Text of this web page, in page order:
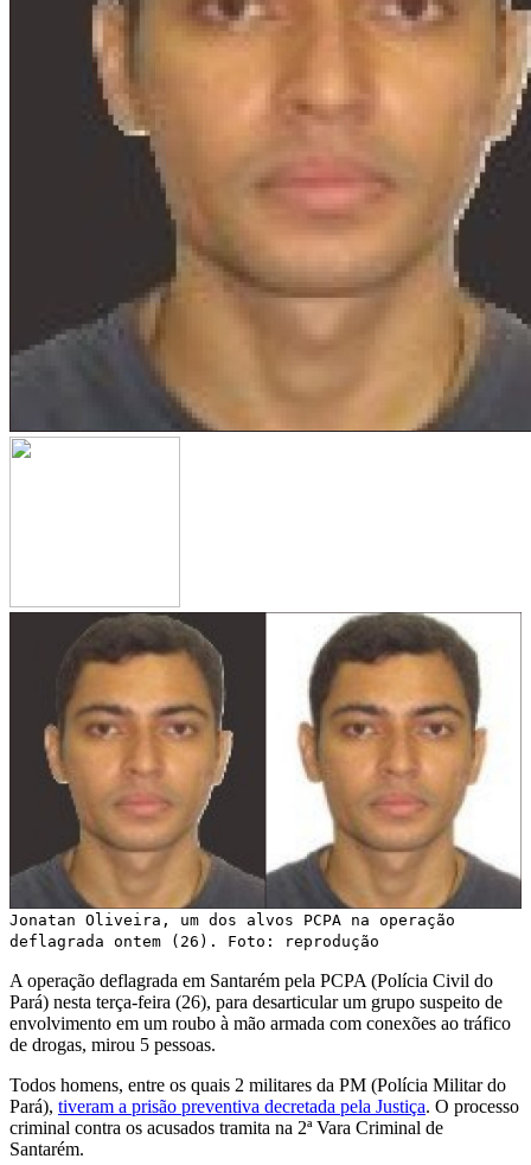
Jonatan Oliveira, um dos alvos PCPA na operação
deflagrada ontem (26). Foto: reprodução
A operação deflagrada em Santarém pela PCPA (Polícia Civil do
Pará) nesta terça-feira (26), para desarticular um grupo suspeito de
envolvimento em um roubo à mão armada com conexões ao tráfico
de drogas, mirou 5 pessoas.
Todos homens, entre os quais 2 militares da PM (Polícia Militar do
Pará), tiveram a prisão preventiva decretada pela Justiça. O processo
criminal contra os acusados tramita na 2ª Vara Criminal de
Santarém.